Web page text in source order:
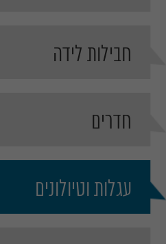
חבילות לידה
חדרים
עגלות וטיולונים